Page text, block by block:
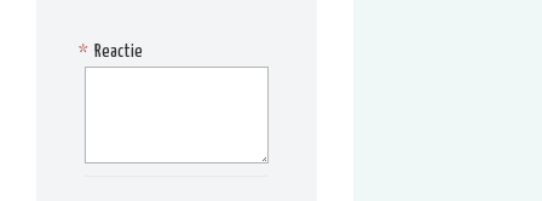
Reactie
*